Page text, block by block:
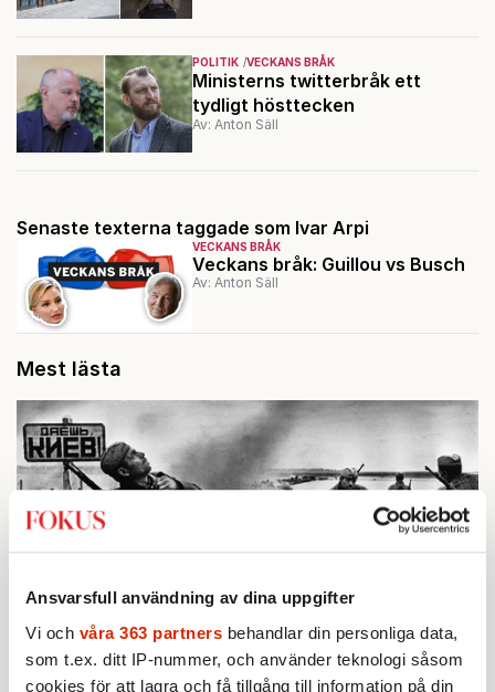
Ansvarsfull användning av dina uppgifter
Vi och våra 363 partners behandlar din personliga data,
som t.ex. ditt IP-nummer, och använder teknologi såsom
cookies för att lagra och få tillgång till information på din
POLITIK VECKANS BRÅK
Ministerns twitterbråk ett
tydligt hösttecken
Av: Anton Säll
Senaste texterna taggade som Ivar Arpi
VECKANS BRÅK
Veckans bråk: Guillou vs Busch
Av: Anton Säll
Mest lästa
BOKRECENSION
1.Den röda tråden som brast